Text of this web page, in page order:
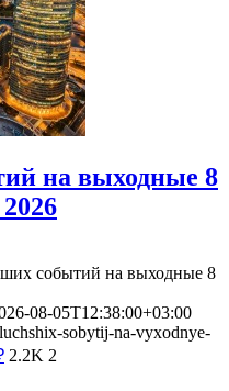
на выходные 8
событий на выходные 8
08-05T12:38:00+03:00
sobytij-na-vyxodnye-
2.2K 2